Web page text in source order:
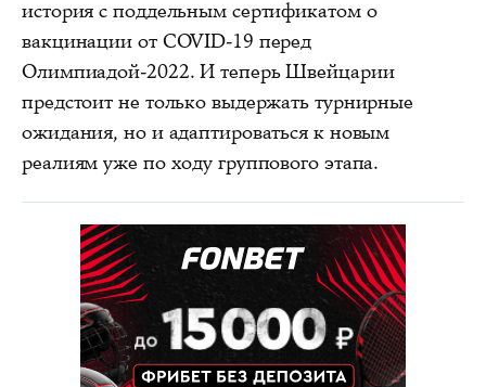
история с поддельным сертификатом о
вакцинации от COVID-19 перед
Олимпиадой-2022. И теперь Швейцарии
предстоит не только выдержать турнирные
ожидания, но и адаптироваться к новым
реалиям уже по ходу группового этапа.